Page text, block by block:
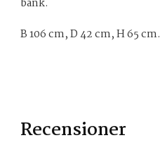
bänk.
B 106 cm, D 42 cm, H 65 cm.
Recensioner